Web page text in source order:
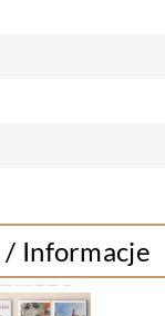
/ Informacje